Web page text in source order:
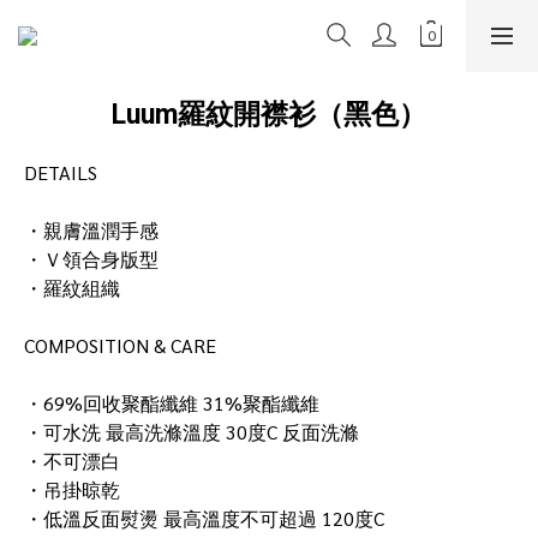
Luum羅紋開襟衫（黑色）
DETAILS
・親膚溫潤手感
・Ｖ領合身版型
・羅紋組織
COMPOSITION & CARE
・69%回收聚酯纖維 31%聚酯纖維
・可水洗 最高洗滌溫度 30度C 反面洗滌
・不可漂白
・吊掛晾乾
・低溫反面熨燙 最高溫度不可超過 120度C